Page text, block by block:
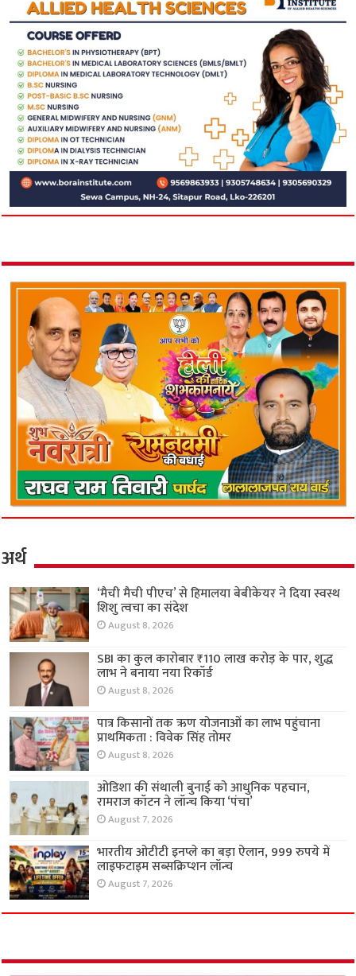
अर्थ
‘मैची मैची पीएच’ से हिमालया बेबीकेयर ने दिया स्वस्थ
शिशु त्वचा का संदेश
August 8, 2026
SBI का कुल कारोबार ₹110 लाख करोड़ के पार, शुद्ध
लाभ ने बनाया नया रिकॉर्ड
August 8, 2026
पात्र किसानों तक ऋण योजनाओं का लाभ पहुंचाना
प्राथमिकता : विवेक सिंह तोमर
August 8, 2026
ओडिशा की संथाली बुनाई को आधुनिक पहचान,
रामराज कॉटन ने लॉन्च किया ‘पंचा’
August 7, 2026
भारतीय ओटीटी इनप्ले का बड़ा ऐलान, 999 रुपये में
लाइफटाइम सब्सक्रिप्शन लॉन्च
August 7, 2026